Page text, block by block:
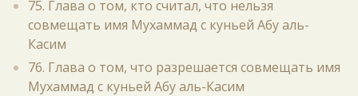
75. Глава о том, кто считал, что нельзя
совмещать имя Мухаммад с куньей Абу аль-
Касим
76. Глава о том, что разрешается совмещать имя
Мухаммад с куньей Абу аль-Касим